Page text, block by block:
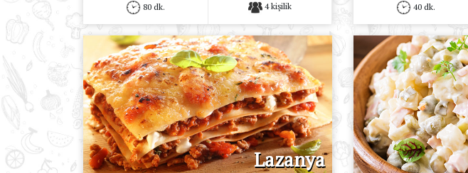
80 dk. 4 kişilik 40 dk.
Lazanya